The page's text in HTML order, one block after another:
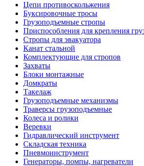
Цепи противоскольжения
Буксировочные тросы
Грузоподъемные стропы
Приспособления для крепления
Стропы для эвакуатора
Канат стальной
Комплектующие для стропов
Захваты
Блоки монтажные
Домкраты
Такелаж
Грузоподъемные механизмы
Траверсы грузоподъемные
Колеса и ролики
Веревки
Гидравлический инструмент
Складская техника
Пневмоинструмент
Генераторы, помпы, нагреватели